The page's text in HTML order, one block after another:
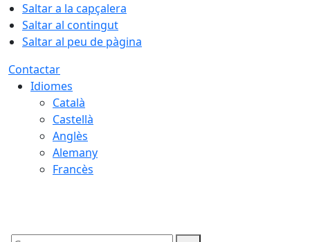
Saltar a la capçalera
Saltar al contingut
Saltar al peu de pàgina
Contactar
Idiomes
Català
Castellà
Anglès
Alemany
Francès